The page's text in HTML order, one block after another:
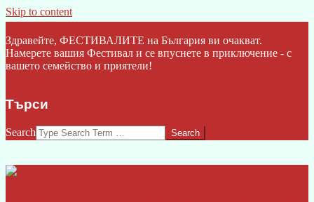
Skip to content
Здравейте, ФЕСТИВАЛИТЕ на България ви очакват.
Намерете вашия Фестивал и се впуснете в приключение - с
вашето семейство и приятели!
Търси
Search